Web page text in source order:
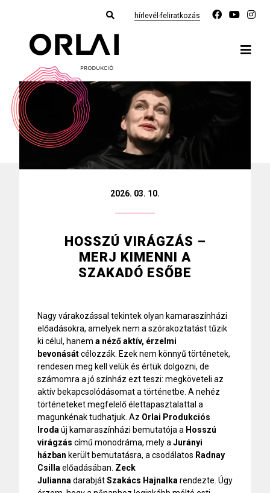
hírlevél-feliratkozás
2026. 03. 10.
HOSSZÚ VIRÁGZÁS –
MERJ KIMENNI A
SZAKADÓ ESŐBE
Nagy várakozással tekintek olyan kamaraszínházi
előadásokra, amelyek nem a szórakoztatást tűzik
ki célul, hanem a néző aktív, érzelmi
bevonásátcélozzák. Ezek nem könnyű történetek,
rendesen meg kell velük és értük dolgozni, de
számomra a jó színház ezt teszi: megköveteli az
aktív bekapcsolódásomat a történetbe. A nehéz
történeteket megfelelő élettapasztalattal a
magunkénak tudhatjuk. Az Orlai Produkciós
Iroda új kamaraszínházi bemutatója a Hosszú
virágzás című monodráma, mely a Jurányi
házban került bemutatásra, a csodálatos Radnay
Csilla előadásában. Zeck
Julianna darabjátSzakács Hajnalka rendezte. Úgy